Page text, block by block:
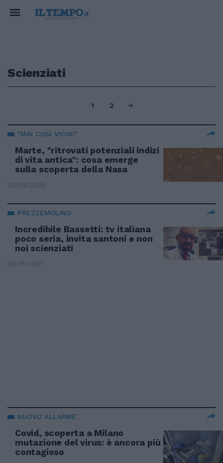
Scienziati
1 2
"MAI COSÌ VICINI"
Marte, "ritrovati potenziali indizi
di vita antica": cosa emerge
sulla scoperta della Nasa
10/09/2025
PREZZEMOLINO
Incredibile Bassetti: tv italiana
poco seria, invita santoni e non
noi scienziati
08/11/2021
NUOVO ALLARME
Covid, scoperta a Milano
mutazione del virus: è ancora più
contagioso